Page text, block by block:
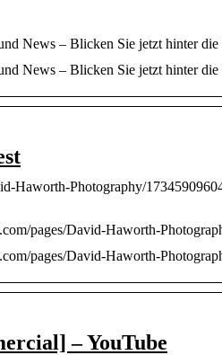
News – Blicken Sie jetzt hinter
News – Blicken Sie jetzt hinter
Haworth-Photography/
pages/David-Haworth-
pages/David-Haworth-
– YouTube